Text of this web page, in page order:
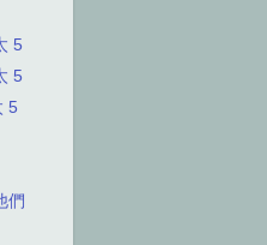
5
5
5
們